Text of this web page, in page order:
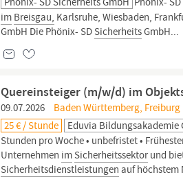
im Breisgau, Karlsruhe, Wiesbaden,
GmbH Die Phönix- SD SicherheitsGmbH...
Quereinsteiger (m/w/d) im
09.07.2026
Baden Württemberg,
25 € / Stunde
Eduvia Bildungsakademie
Stunden pro Woche • unbefristet •
Unternehmen im Sicherheitssektorund
Sicherheitsdienstleistungen auf höchstem